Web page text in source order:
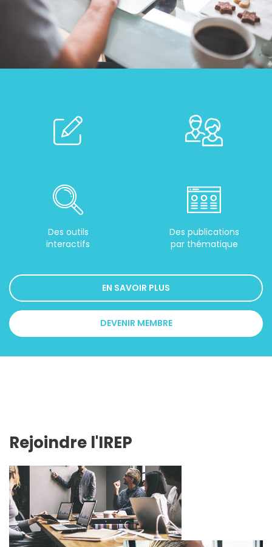
Des outils
interactifs
Des publications
par thématique
EN SAVOIR PLUS
DEVENIR MEMBRE
Rejoindre l'IREP